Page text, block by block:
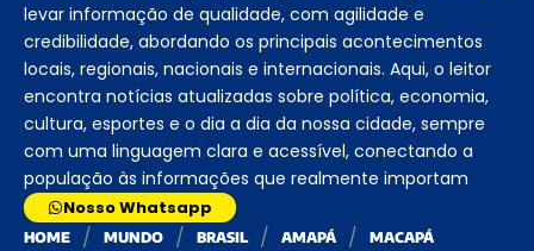
levar informação de qualidade, com agilidade e
credibilidade, abordando os principais acontecimentos
locais, regionais, nacionais e internacionais. Aqui, o leitor
encontra notícias atualizadas sobre política, economia,
cultura, esportes e o dia a dia da nossa cidade, sempre
com uma linguagem clara e acessível, conectando a
população às informações que realmente importam
Nosso Whatsapp
HOME MUNDO BRASIL AMAPÁ MACAPÁ